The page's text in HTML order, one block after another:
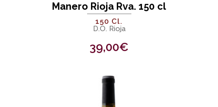
Manero Rioja Rva. 150 cl
150 Cl.
D.O. Rioja
39,00€